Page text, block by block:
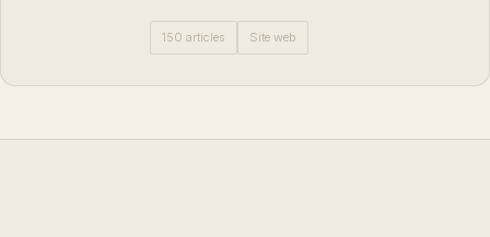
150 articles Site web